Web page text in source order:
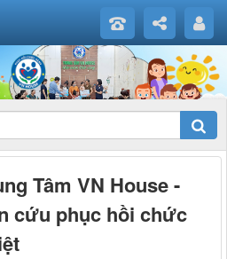
Tâm VN House -
cứu phục hồi chức